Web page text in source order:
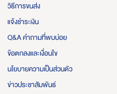
วิธีการขนส่ง
แจ้งชำระเงิน
Q&A คำถามที่พบบ่อย
ข้อตกลงและเงื่อนไข
นโยบายความเป็นส่วนตัว
ข่าวประชาสัมพันธ์